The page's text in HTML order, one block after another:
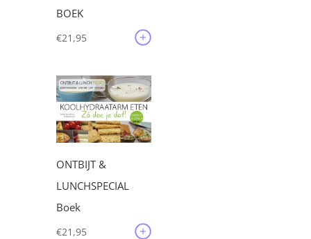
BOEK
€21,95
ONTBIJT &
LUNCHSPECIAL
Boek
€21,95